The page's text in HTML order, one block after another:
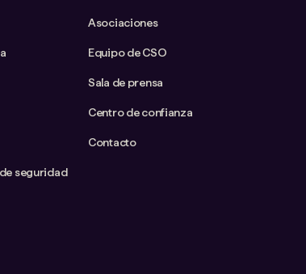
seguridad
Asociaciones
Equipo de CSO
Sala de prensa
Centro de confianza
Contacto